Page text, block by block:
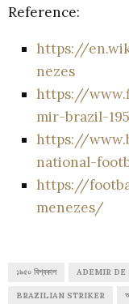
Reference:
https://
nezes
https://
mir-brazil-
https://
national-
https://
menezes/
১৯৫০ বিশ্বকাপ ADEMIR DE
BRAZILIAN STRIKER